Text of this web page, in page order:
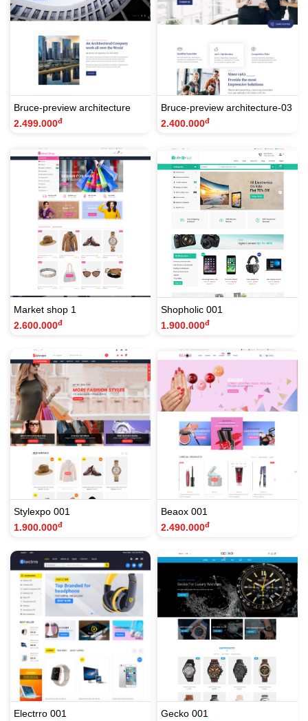
Bruce-preview architecture
2.499.000đ
Bruce-preview architecture-03
2.400.000đ
Market shop 1
2.600.000đ
Shopholic 001
1.900.000đ
Stylexpo 001
1.900.000đ
Beaox 001
2.490.000đ
Electrro 001
Gecko 001